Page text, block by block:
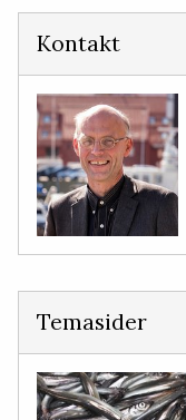
Kontakt
Temasider